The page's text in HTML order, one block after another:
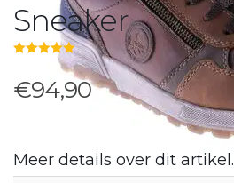
Sneaker
out of 5
€94,90
Meer details over dit artikel.